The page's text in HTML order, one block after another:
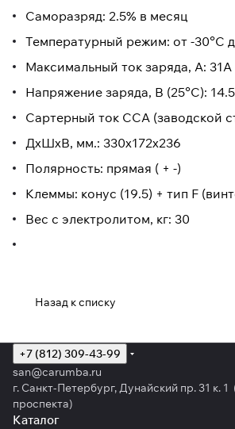
Саморазряд: 2.5% в месяц
Температурный режим: от -30°C
Максимальный ток заряда, А: 31A
Напряжение заряда, В (25°C):
Сартерный ток CCA (заводской
ДхШхВ, мм.: 330x172x236
Полярность: прямая ( + -)
Клеммы: конус (19.5) + тип F
Вес с электролитом, кг: 30
Назад к списку
+7 (812) 309-43-99
san@carumba.ru
г. Санкт-Петербург, Дунайский пр. 31 к.
проспекта)
Каталог